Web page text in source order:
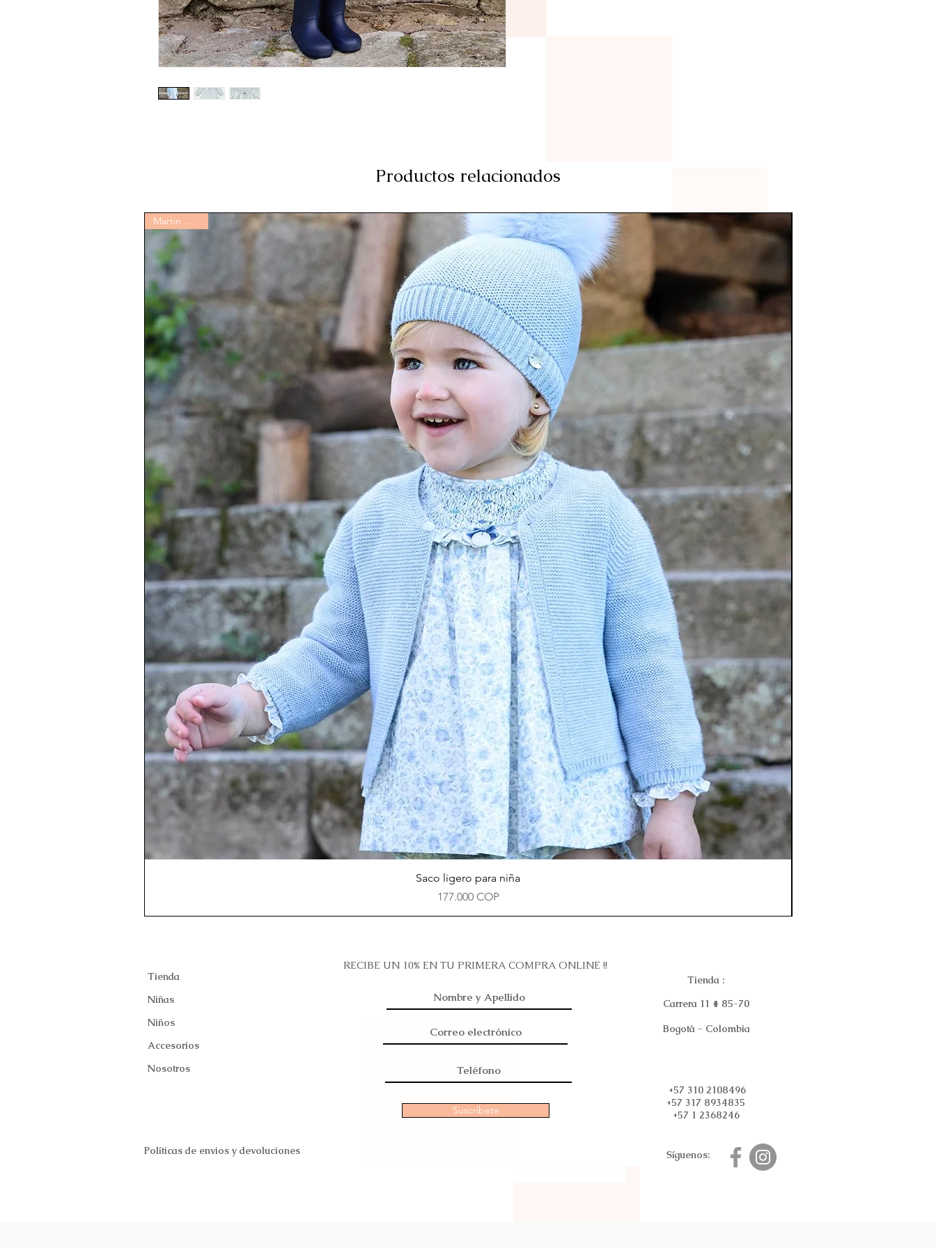
Productos relacionados
Vista rápida
Martin Aranda
Saco ligero para niña
Precio
177.000 COP
Tienda
Niñas
Niños
Accesorios
Nosotros
Políticas de envios y devoluciones
RECIBE UN 10% EN TU PRIMERA COMPRA ONLINE !!
Suscribete
Tienda :
Carrera 11 # 85-70
Bogotá - Colombia
+57 310 2108496
+57 317 8934835
+57 1 2368246
Síguenos: